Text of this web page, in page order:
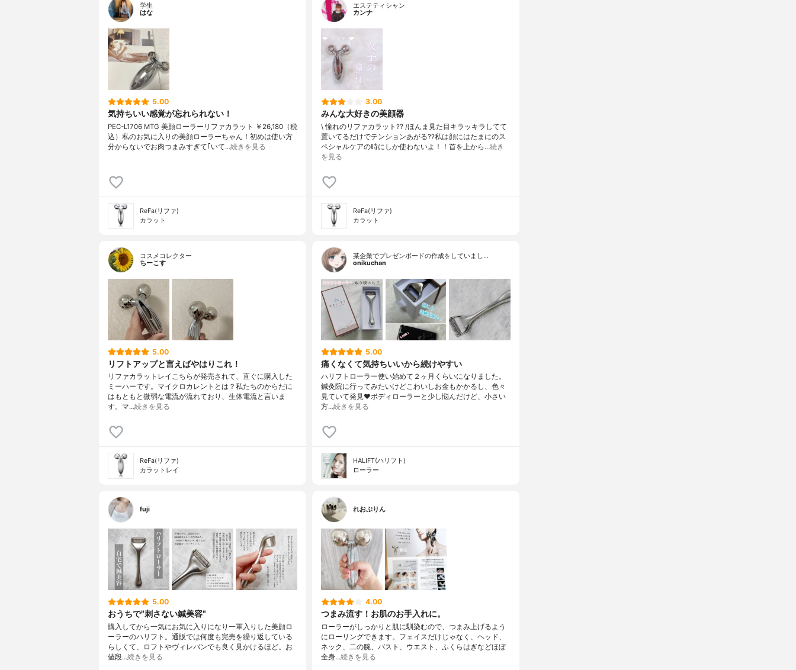
学生
はな
5.00
気持ちいい感覚が忘れられない！
PEC-L1706 MTG 美顔ローラーリファカラット ￥26,180（税
込）私のお気に入りの美顔ローラーちゃん！初めは使い方
分からないでお肉つまみすぎて｢いて…続きを見る
ReFa(リファ)
カラット
エステティシャン
カンナ
3.00
みんな大好きの美顔器
\ 憧れのリファカラット?? /ほんま見た目キラッキラしてて
置いてるだけでテンションあがる??私は顔にはたまにのス
ペシャルケアの時にしか使わないよ！！首を上から…続き
を見る
ReFa(リファ)
カラット
コスメコレクター
ちーこす
5.00
リフトアップと言えばやはりこれ！
リファカラットレイこちらが発売されて、直ぐに購入した
ミーハーです。マイクロカレントとは？私たちのからだに
はもともと微弱な電流が流れており、生体電流と言いま
す。マ…続きを見る
ReFa(リファ)
カラットレイ
某企業でプレゼンボードの作成をしていまし…
onikuchan
5.00
痛くなくて気持ちいいから続けやすい
ハリフトローラー使い始めて２ヶ月くらいになりました。
鍼灸院に行ってみたいけどこわいしお金もかかるし、色々
見ていて発見❤️ボディローラーと少し悩んだけど、小さい
方…続きを見る
HALIFT(ハリフト)
ローラー
fuji
5.00
おうちで"刺さない鍼美容"
購入してから一気にお気に入りになり一軍入りした美顔ロ
ーラーのハリフト。通販では何度も完売を繰り返している
らしくて、ロフトやヴィレバンでも良く見かけるほど。お
値段…続きを見る
れおぷりん
4.00
つまみ流す！お肌のお手入れに。
ローラーがしっかりと肌に馴染むので、つまみ上げるよう
にローリングできます。フェイスだけじゃなく、ヘッド、
ネック、二の腕、バスト、ウエスト、ふくらはぎなどほぼ
全身…続きを見る